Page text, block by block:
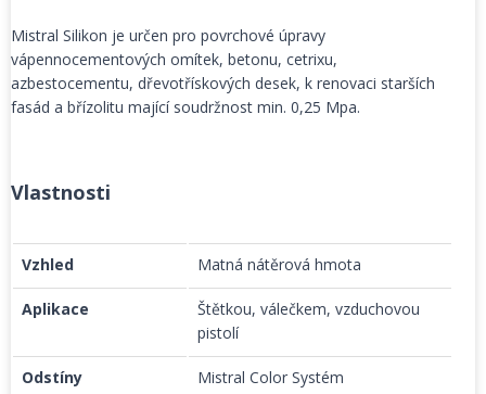
Mistral Silikon je určen pro povrchové úpravy
vápennocementových omítek, betonu, cetrixu,
azbestocementu, dřevotřískových desek, k renovaci starších
fasád a břízolitu mající soudržnost min. 0,25 Mpa.
Vlastnosti
Vzhled Matná nátěrová hmota
Aplikace
Štětkou, válečkem, vzduchovou
pistolí
Odstíny Mistral Color Systém